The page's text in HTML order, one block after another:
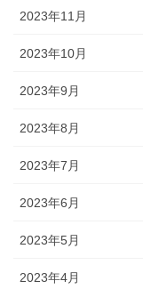
2023年11月
2023年10月
2023年9月
2023年8月
2023年7月
2023年6月
2023年5月
2023年4月